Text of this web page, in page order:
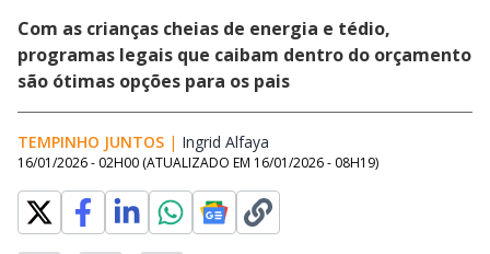
Com as crianças cheias de energia e tédio,
programas legais que caibam dentro do orçamento
são ótimas opções para os pais
TEMPINHO JUNTOS | Ingrid Alfaya
16/01/2026 - 02H00 (ATUALIZADO EM 16/01/2026 - 08H19)